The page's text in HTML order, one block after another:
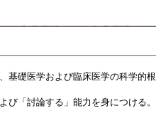
基礎医学および臨床医学の科学的根
「討論する」能力を身につける。